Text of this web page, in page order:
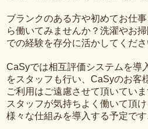
ブランクのある方や初めてお仕
ら働いてみませんか？洗濯やお
での経験を存分に活かしてくださ
CaSyでは相互評価システムを導
をスタッフも行い、CaSyのお客
ご利用はご遠慮させて頂いていま
スタッフが気持ちよく働いて頂
様々な仕組みを導入する予定です